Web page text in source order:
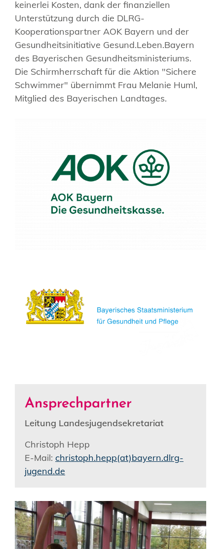
keinerlei Kosten, dank der finanziellen
Unterstützung durch die DLRG-
Kooperationspartner AOK Bayern und der
Gesundheitsinitiative Gesund.Leben.Bayern
des Bayerischen Gesundheitsministeriums.
Die Schirmherrschaft für die Aktion "Sichere
Schwimmer" übernimmt Frau Melanie Huml,
Mitglied des Bayerischen Landtages.
Ansprechpartner
Leitung Landesjugendsekretariat
Christoph Hepp
E-Mail: christoph.hepp(at)bayern.dlrg-
jugend.de